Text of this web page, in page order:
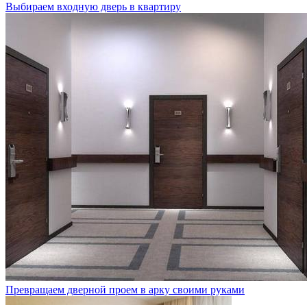
Выбираем входную дверь в квартиру
Превращаем дверной проем в арку своими руками